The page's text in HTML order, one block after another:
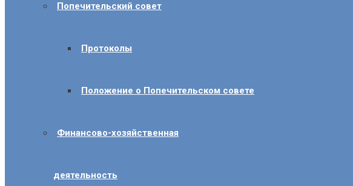
Попечительский совет
Протоколы
Положение о Попечительском совете
Финансово-хозяйственная
деятельность